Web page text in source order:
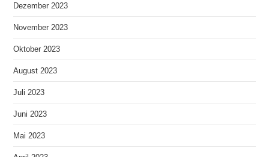
Dezember 2023
November 2023
Oktober 2023
August 2023
Juli 2023
Juni 2023
Mai 2023